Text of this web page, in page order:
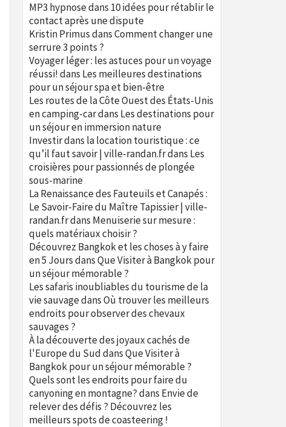
MP3 hypnosedans 10 idées pour rétablir le
contact après une dispute
Kristin PrimusdansComment changer une
serrure 3 points ?
Voyager léger : les astuces pour un voyage
réussi!dans Les meilleures destinations
pour un séjour spa et bien-être
Les routes de la Côte Ouest des États-Unis
en camping-cardans Les destinations pour
un séjour en immersion nature
Investir dans la location touristique : ce
qu’il faut savoir | ville-randan.frdans Les
croisières pour passionnés de plongée
sous-marine
La Renaissance des Fauteuils et Canapés :
Le Savoir-Faire du Maître Tapissier | ville-
randan.frdans Menuiserie sur mesure :
quels matériaux choisir ?
Découvrez Bangkok et les choses à y faire
en 5 JoursdansQue Visiter à Bangkok pour
un séjour mémorable ?
Les safaris inoubliables du tourisme de la
vie sauvagedansOù trouver les meilleurs
endroits pour observer des chevaux
sauvages ?
À la découverte des joyaux cachés de
l'Europe du SuddansQue Visiter à
Bangkok pour un séjour mémorable ?
Quels sont les endroits pour faire du
canyoning en montagne?dans Envie de
relever des défis ? Découvrez les
meilleurs spots de coasteering !